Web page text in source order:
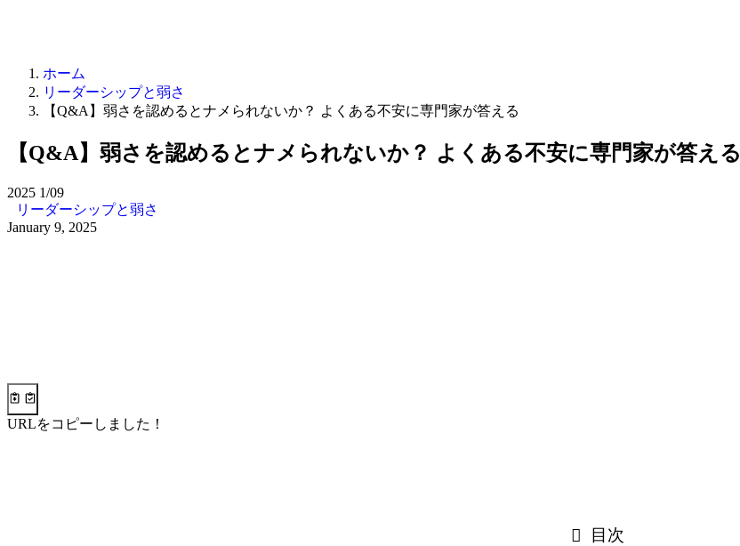
ホーム
リーダーシップと弱さ
【Q&A】弱さを認めるとナメられないか？ よくある不安に専門家が答える
【Q&A】弱さを認めるとナメられないか？ よくある不安に専門家が答える
2025 1/09
リーダーシップと弱さ
January 9, 2025
URLをコピーしました！
目次